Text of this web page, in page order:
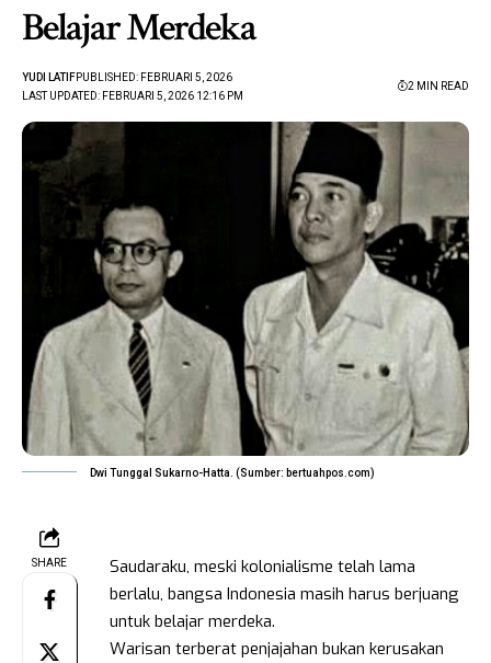
Belajar Merdeka
LAST UPDATED: FEBRUARI 5, 2026 12:16 PM
YUDI LATIFPUBLISHED: FEBRUARI 5, 2026
2 MIN READ
Dwi Tunggal Sukarno-Hatta. (Sumber: bertuahpos.com)
SHARE
Saudaraku, meski kolonialisme telah lama
berlalu, bangsa Indonesia masih harus berjuang
untuk belajar merdeka.
Warisan terberat penjajahan bukan kerusakan